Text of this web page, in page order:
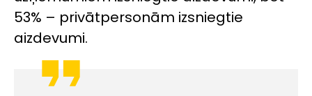
53% ­– privātpersonām izsniegtie
aizdevumi.